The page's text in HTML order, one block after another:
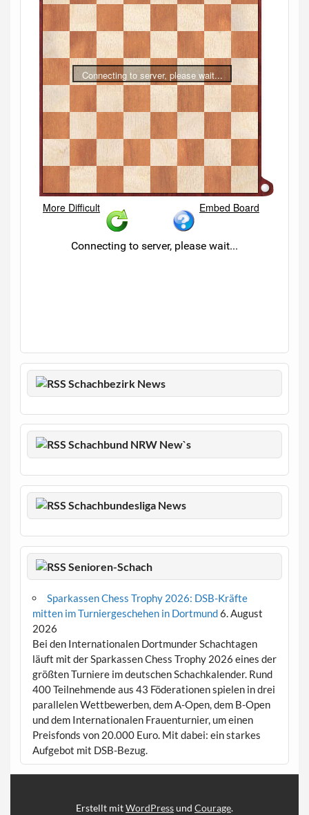
Schachbezirk News
Schachbund NRW New`s
Schachbundesliga News
Senioren-Schach
Sparkassen Chess Trophy 2026: DSB-Kräfte
mitten im Turniergeschehen in Dortmund6. August
2026
Bei den Internationalen Dortmunder Schachtagen
läuft mit der Sparkassen Chess Trophy 2026 eines der
größten Turniere im deutschen Schachkalender. Rund
400 Teilnehmende aus 43 Föderationen spielen in drei
parallelen Wettbewerben, dem A-Open, dem B-Open
und dem Internationalen Frauenturnier, um einen
Preisfonds von 20.000 Euro. Mit dabei: ein starkes
Aufgebot mit DSB-Bezug.
Erstellt mitWordPressund Courage.